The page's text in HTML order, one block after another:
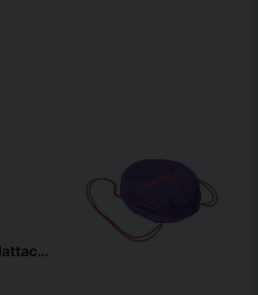
Dog defense Hundattack spray 50ml